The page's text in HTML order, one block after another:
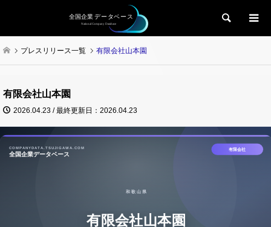
検索
プレスリリース一覧 有限会社山本園
有限会社山本園
2026.04.23 / 最終更新日：2026.04.23